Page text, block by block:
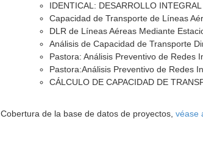
IDENTICAL: DESARROLLO
Capacidad de Transporte de Líneas
DLR de Líneas Aéreas Mediante
Análisis de Capacidad de Transporte
Pastora: Análisis Preventivo de Redes
Pastora:Análisis Preventivo de Redes
CÁLCULO DE CAPACIDAD DE
Cobertura de la base de datos de proyectos,véase